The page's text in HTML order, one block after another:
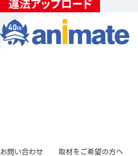
お問い合わせ 取材をご希望の方へ